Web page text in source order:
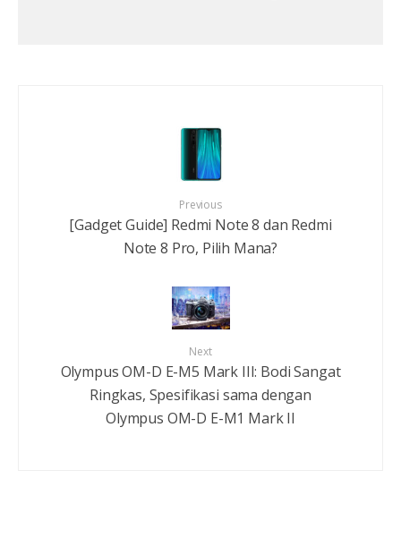
Previous
[Gadget Guide] Redmi Note 8 dan Redmi
Note 8 Pro, Pilih Mana?
Next
Olympus OM-D E-M5 Mark III: Bodi Sangat
Ringkas, Spesifikasi sama dengan
Olympus OM-D E-M1 Mark II